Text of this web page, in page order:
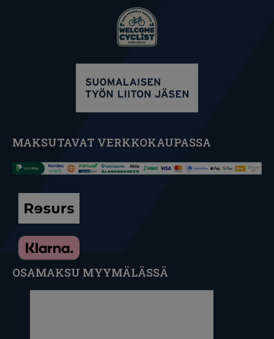
MAKSUTAVAT VERKKOKAUPASSA
OSAMAKSU MYYMÄLÄSSÄ